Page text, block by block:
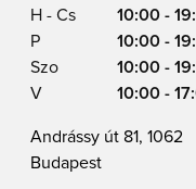
H - Cs
10:00 -
P
10:00 -
Szo
10:00 -
V
10:00 -
Andrássy út 81, 1062
Budapest